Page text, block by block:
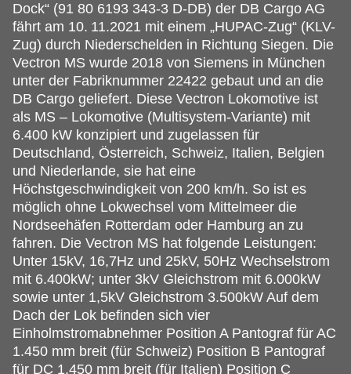
Dock“ (91 80 6193 343-3 D-DB) der DB Cargo AG
fährt am 10. 11.2021 mit einem „HUPAC-Zug“ (KLV-
Zug) durch Niederschelden in Richtung Siegen. Die
Vectron MS wurde 2018 von Siemens in München
unter der Fabriknummer 22422 gebaut und an die
DB Cargo geliefert. Diese Vectron Lokomotive ist
als MS – Lokomotive (Multisystem-Variante) mit
6.400 kW konzipiert und zugelassen für
Deutschland, Österreich, Schweiz, Italien, Belgien
und Niederlande, sie hat eine
Höchstgeschwindigkeit von 200 km/h. So ist es
möglich ohne Lokwechsel vom Mittelmeer die
Nordseehäfen Rotterdam oder Hamburg an zu
fahren. Die Vectron MS hat folgende Leistungen:
Unter 15kV, 16,7Hz und 25kV, 50Hz Wechselstrom
mit 6.400kW; unter 3kV Gleichstrom mit 6.000kW
sowie unter 1,5kV Gleichstrom 3.500kW Auf dem
Dach der Lok befinden sich vier
Einholmstromabnehmer Position A Pantograf für AC
1.450 mm breit (für Schweiz) Position B Pantograf
für DC 1.450 mm breit (für Italien) Position C